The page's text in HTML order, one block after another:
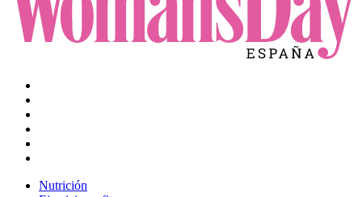
Nutrición